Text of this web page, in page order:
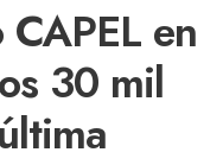
en
30 mil